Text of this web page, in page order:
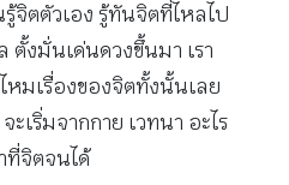
จิตตัวเอง รู้ทันจิตที่ไหลไป
ตั้งมั่นเด่นดวงขึ้นมา เรา
หมเรื่องของจิตทั้งนั้นเลย
ริ่มจากกาย เวทนา อะไร
จิตจนได้